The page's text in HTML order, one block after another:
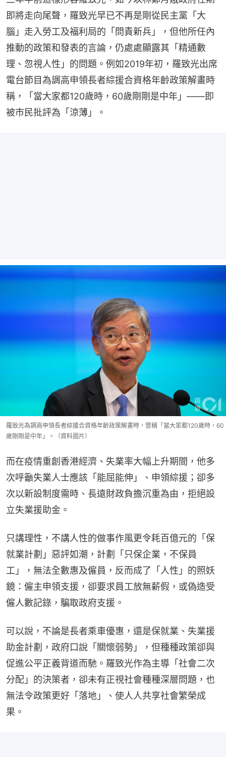
即將走向尾聲，羅致光早已不再是剛從民主黨「大
腦」走入勞工及福利局的「問責新兵」，但他所任內
推動的政策和發表的言論，仍處處顯露其「精通數
理、忽視人性」的問題。例如2019年初，羅致光出席
電台節目為調高申領長者綜援合資格年齡政策解畫時
稱，「當大家都120歲時，60歲剛剛是中年」——即
被市民批評為「涼薄」。
羅致光為調高申領長者綜援合資格年齡政策解畫時，曾稱「當大家都120歲時，60
歲剛剛是中年」。（資料圖片）
而在疫情重創香港經濟、失業率大幅上升期間，他多
次呼籲失業人士應該「能屈能伸」、申領綜援；卻多
次以新設制度需時、長遠財政負擔沉重為由，拒絕設
立失業援助金。
只講理性，不講人性的做事作風更令耗百億元的「保
就業計劃」惡評如潮，計劃「只保企業，不保員
工」，無法全數惠及僱員，反而成了「人性」的照妖
鏡：僱主申領支援，卻要求員工放無薪假，或偽造受
僱人數記錄，騙取政府支援。
可以說，不論是長者乘車優惠，還是保就業、失業援
助金計劃，政府口說「關懷弱勢」，但種種政策卻與
促進公平正義背道而馳。羅致光作為主導「社會二次
分配」的決策者，卻未有正視社會種種深層問題，也
無法令政策更好「落地」、使人人共享社會繁榮成
果。